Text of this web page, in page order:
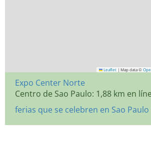
Leaflet | Map data ©
Expo Center Norte
Centro de Sao Paulo: 1,88 km en
ferias que se celebren en Sao Paulo